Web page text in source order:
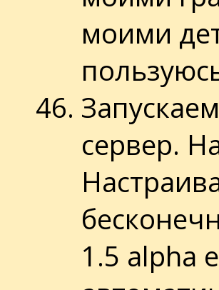
моими
сервер.
1.5 alpha